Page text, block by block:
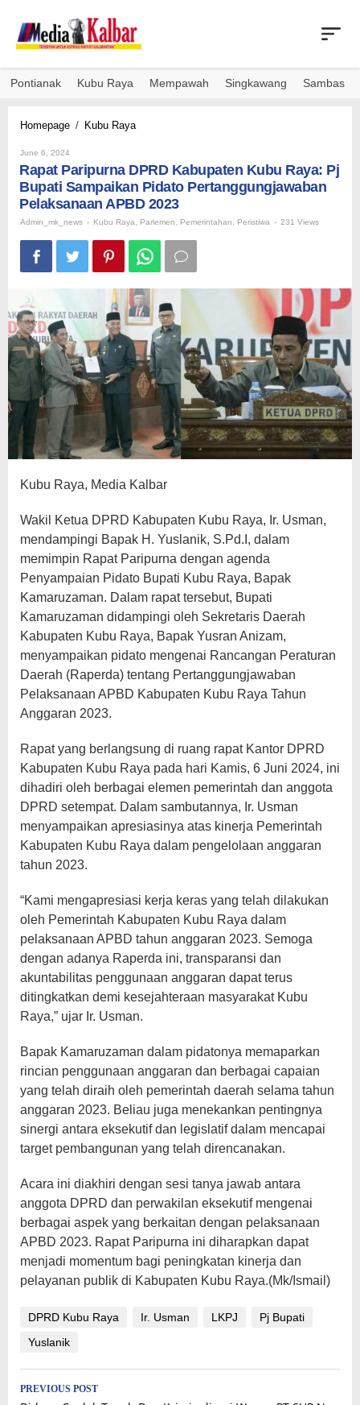
content
Pontianak Kubu Raya Mempawah Singkawang Sambas
Homepage / Kubu RayaRapat
Kabupaten
Kubu
Raya:
Pj
Bupati
Sampaikan
Pidato
Pertanggungjawaban
APBD
2023
June 6, 2024
Rapat Paripurna DPRD Kabupaten Kubu Raya: Pj
Bupati Sampaikan Pidato Pertanggungjawaban
Pelaksanaan APBD 2023
Admin_mk_news - Kubu Raya Parlemen Pemerintahan Peristiwa - 231 Views
Kubu Raya, Media Kalbar
Wakil Ketua DPRD Kabupaten Kubu Raya, Ir. Usman,
mendampingi Bapak H. Yuslanik, S.Pd.I, dalam
memimpin Rapat Paripurna dengan agenda
Penyampaian Pidato Bupati Kubu Raya, Bapak
Kamaruzaman. Dalam rapat tersebut, Bupati
Kamaruzaman didampingi oleh Sekretaris Daerah
Kabupaten Kubu Raya, Bapak Yusran Anizam,
menyampaikan pidato mengenai Rancangan Peraturan
Daerah (Raperda) tentang Pertanggungjawaban
Pelaksanaan APBD Kabupaten Kubu Raya Tahun
Anggaran 2023.
Rapat yang berlangsung di ruang rapat Kantor DPRD
Kabupaten Kubu Raya pada hari Kamis, 6 Juni 2024, ini
dihadiri oleh berbagai elemen pemerintah dan anggota
DPRD setempat. Dalam sambutannya, Ir. Usman
menyampaikan apresiasinya atas kinerja Pemerintah
Kabupaten Kubu Raya dalam pengelolaan anggaran
tahun 2023.
“Kami mengapresiasi kerja keras yang telah dilakukan
oleh Pemerintah Kabupaten Kubu Raya dalam
pelaksanaan APBD tahun anggaran 2023. Semoga
dengan adanya Raperda ini, transparansi dan
akuntabilitas penggunaan anggaran dapat terus
ditingkatkan demi kesejahteraan masyarakat Kubu
Raya,” ujar Ir. Usman.
Bapak Kamaruzaman dalam pidatonya memaparkan
rincian penggunaan anggaran dan berbagai capaian
yang telah diraih oleh pemerintah daerah selama tahun
anggaran 2023. Beliau juga menekankan pentingnya
sinergi antara eksekutif dan legislatif dalam mencapai
target pembangunan yang telah direncanakan.
Acara ini diakhiri dengan sesi tanya jawab antara
anggota DPRD dan perwakilan eksekutif mengenai
berbagai aspek yang berkaitan dengan pelaksanaan
APBD 2023. Rapat Paripurna ini diharapkan dapat
menjadi momentum bagi peningkatan kinerja dan
pelayanan publik di Kabupaten Kubu Raya.(Mk/Ismail)
DPRD Kubu Raya Ir. Usman LKPJ
Pj Bupati
Yuslanik
Post
PREVIOUS POST